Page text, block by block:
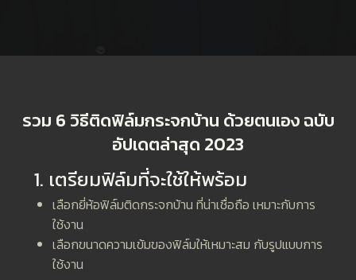
รวม 6 วิธีติดฟิล์มกระจกบ้าน ด้วยตนเอง ฉบับ
อัปเดตล่าสุด 2023
1. เตรียมฟิล์มที่จะใช้ให้พร้อม
เลือกยี่ห้อฟิล์มติดกระจกบ้าน ที่น่าเชื่อถือ เหมาะกับการ
ใช้งาน
เลือกขนาดความเข้มของฟิล์มให้เหมาะสม กับรูปแบบการ
ใช้งาน